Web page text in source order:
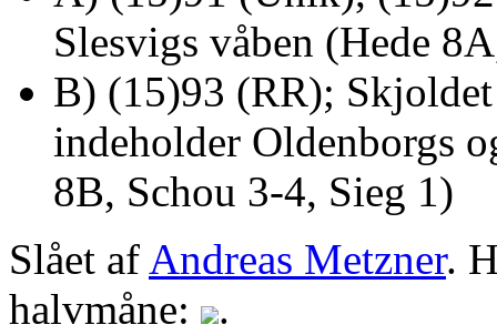
Slesvigs våben (Hede
B) (15)93 (RR);
indeholder Oldenborgs
8B, Schou 3-4, Sieg 1)
Slået af Andreas Metzner.
halvmåne:
.